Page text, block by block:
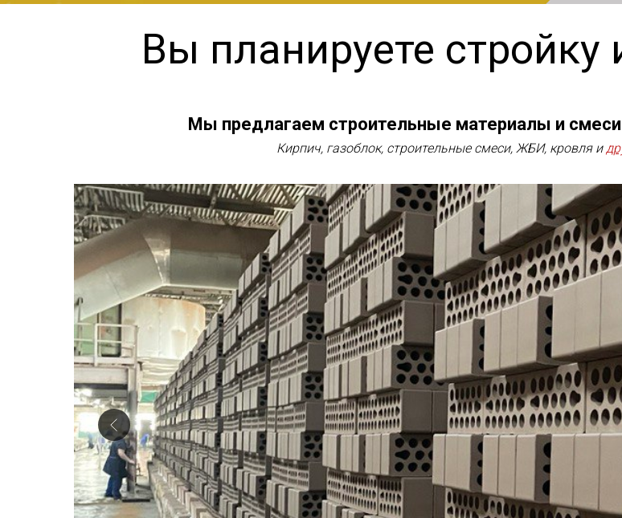
Вы планируете стройку
Мы предлагаем строительные материалы и
Кирпич, газоблок, строительные смеси, ЖБИ, кровля и